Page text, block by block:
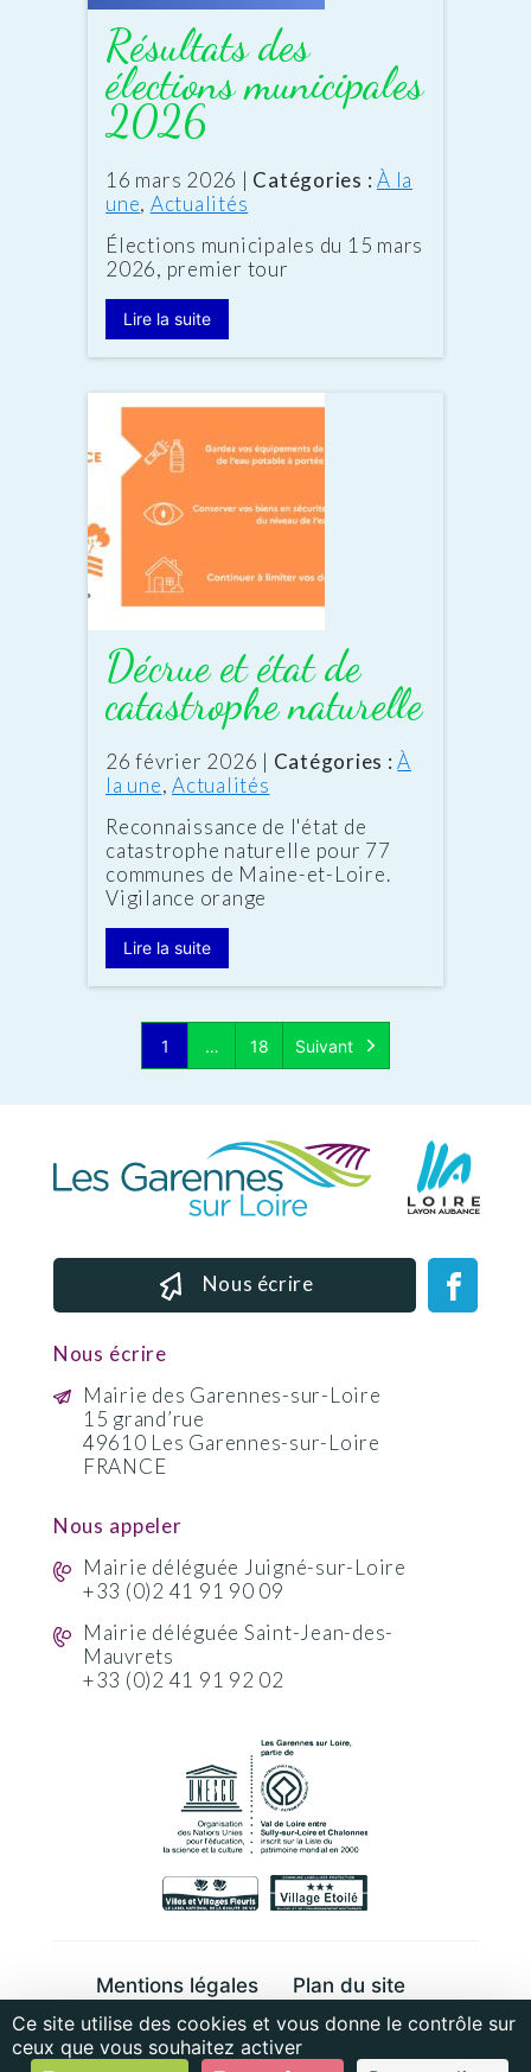
Résultats des
élections municipales
2026
Date
:
16 mars 2026 | Catégories : À la
une, Actualités
Élections municipales du 15 mars
2026, premier tour
Lire la suite
Décrue et état de
catastrophe naturelle
Date
:
26 février 2026 | Catégories : À
la une, Actualités
Reconnaissance de l'état de
catastrophe naturelle pour 77
communes de Maine-et-Loire.
Vigilance orange
Lire la suite
Page
1 …
Page
18 Suivant
Nous écrire
Nous écrire
Mairie des Garennes-sur-Loire
15 grand’rue
49610 Les Garennes-sur-Loire
FRANCE
Nous appeler
Mairie déléguée Juigné-sur-Loire
+33 (0)2 41 91 90 09
Mairie déléguée Saint-Jean-des-
Mauvrets
+33 (0)2 41 91 92 02
Mentions légales
Plan du site
Cookies et données personnelles
Ce site utilise des cookies et vous donne le contrôle sur
ceux que vous souhaitez activer